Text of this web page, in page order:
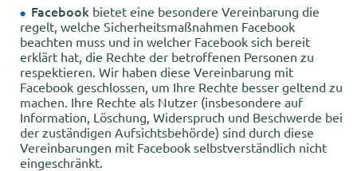
Facebook bietet eine besondere Vereinbarung die
regelt, welche Sicherheitsmaßnahmen Facebook
beachten muss und in welcher Facebook sich bereit
erklärt hat, die Rechte der betroffenen Personen zu
respektieren. Wir haben diese Vereinbarung mit
Facebook geschlossen, um Ihre Rechte besser geltend zu
machen. Ihre Rechte als Nutzer (insbesondere auf
Information, Löschung, Widerspruch und Beschwerde bei
der zuständigen Aufsichtsbehörde) sind durch diese
Vereinbarungen mit Facebook selbstverständlich nicht
eingeschränkt.